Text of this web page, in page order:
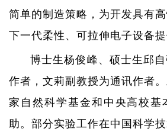
简单的制造策略，为开发具有
下一代柔性、可拉伸电子设备提
博士生杨俊峰、硕士生邱
作者，文莉副教授为通讯作者
家自然科学基金和中央高校基
助。部分实验工作在中国科学